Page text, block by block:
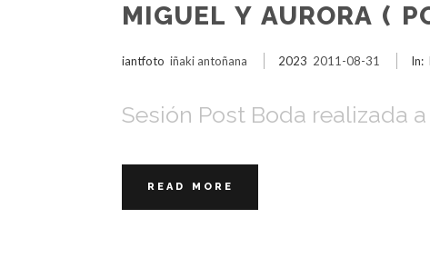
MIGUEL Y AURORA (
iantfoto iñaki antoñana 2023 2011-08-31 In:
Sesión Post Boda realizada
READ MORE